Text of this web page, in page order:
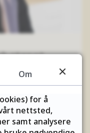
stengt
om
Alle
derfor
Om
for å
nettsted,
samt analysere